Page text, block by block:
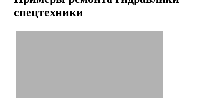
спецтехники